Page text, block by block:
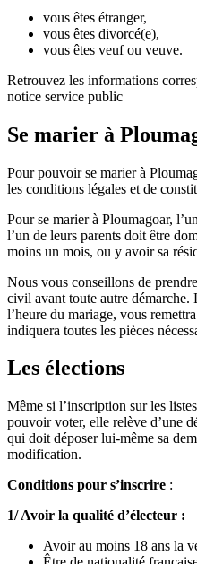
vous êtes étranger,
vous êtes divorcé(e),
vous êtes veuf ou veuve.
Retrouvez les informations
notice service public
Se marier à
Pour pouvoir se marier à
les conditions légales et de
Pour se marier à Ploumagoar,
l’un de leurs parents doit être
moins un mois, ou y avoir sa
Nous vous conseillons de
civil avant toute autre démarche.
l’heure du mariage, vous
indiquera toutes les pièces
Les élections
Même si l’inscription sur les
pouvoir voter, elle relève d’une
qui doit déposer lui-même sa
modification.
Conditions pour s’inscrire :
1/ Avoir la qualité d’électeur :
Avoir au moins 18 ans la